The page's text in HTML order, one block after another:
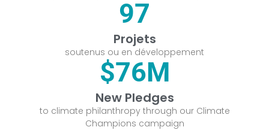
97
Projets
soutenus ou en développement
$76M
New Pledges
to climate philanthropy through our Climate
Champions campaign